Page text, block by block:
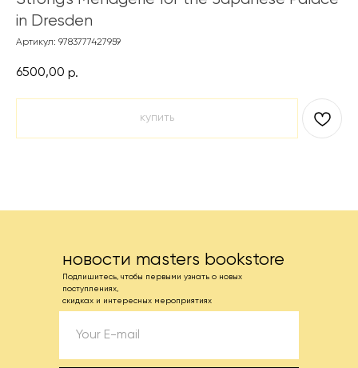
in Dresden
Артикул: 9783777427959
6500,00 р.
купить
новости masters bookstore
Подпишитесь, чтобы первыми узнать о новых
поступлениях,
скидках и интересных мероприятиях